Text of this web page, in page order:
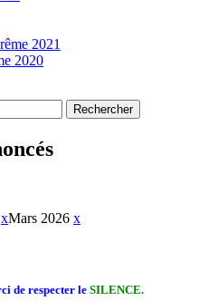
2021
2020
xMars 2026 x
de respecter le SILENCE.